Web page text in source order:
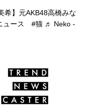
希】元AKB48高橋みな
ュース #猫 ♬ Neko -